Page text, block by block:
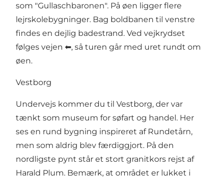
som "Gullaschbaronen". På øen ligger flere
lejrskolebygninger. Bag boldbanen til venstre
findes en dejlig badestrand. Ved vejkrydset
følges vejen ⬅, så turen går med uret rundt om
øen.
Vestborg
Undervejs kommer du til Vestborg, der var
tænkt som museum for søfart og handel. Her
ses en rund bygning inspireret af Rundetårn,
men som aldrig blev færdiggjort. På den
nordligste pynt står et stort granitkors rejst af
Harald Plum. Bemærk, at området er lukket i